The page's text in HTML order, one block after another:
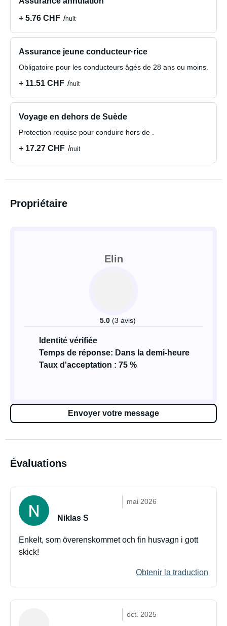
+ 5.76 CHF
nuit
Assurance jeune conducteur·rice
Obligatoire pour les conducteurs âgés de 28 ans ou moins.
+ 11.51 CHF nuit
Voyage en dehors de Suède
Protection requise pour conduire hors de .
+ 17.27 CHF nuit
Propriétaire
Elin
5.0 (3 avis)
Identité vérifiée
Temps de réponse: Dans la demi-heure
Taux d'acceptation : 75 %
Envoyer votre message
Évaluations
mai 2026
Niklas S
Enkelt, som överenskommet och fin husvagn i gott
skick!
Obtenir la traduction
oct. 2025